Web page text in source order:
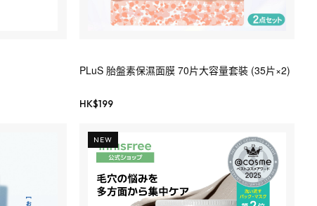
PLuS 胎盤素保濕面膜 70片大容量套裝 (35片×2)
HK$199
NEW